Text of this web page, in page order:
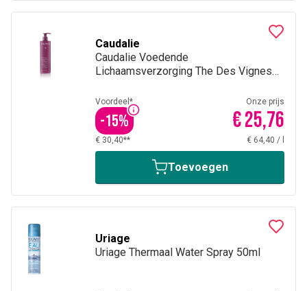
Caudalie
Caudalie Voedende
Lichaamsverzorging The Des Vignes
Voordeel*
-15%
Onze prijs
€ 25,76
€ 30,40** € 64,40 /
Toevoegen
Uriage
Uriage Thermaal Water Spray 50ml